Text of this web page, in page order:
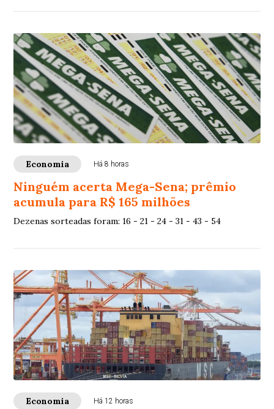
Economia Há 8 horas
Ninguém acerta Mega-Sena; prêmio
acumula para R$ 165 milhões
Dezenas sorteadas foram: 16 - 21 - 24 - 31 - 43 - 54
Economia Há 12 horas